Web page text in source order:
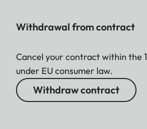
Withdrawal from contract
Cancel your contract within the
under EU consumer law.
Withdraw contract